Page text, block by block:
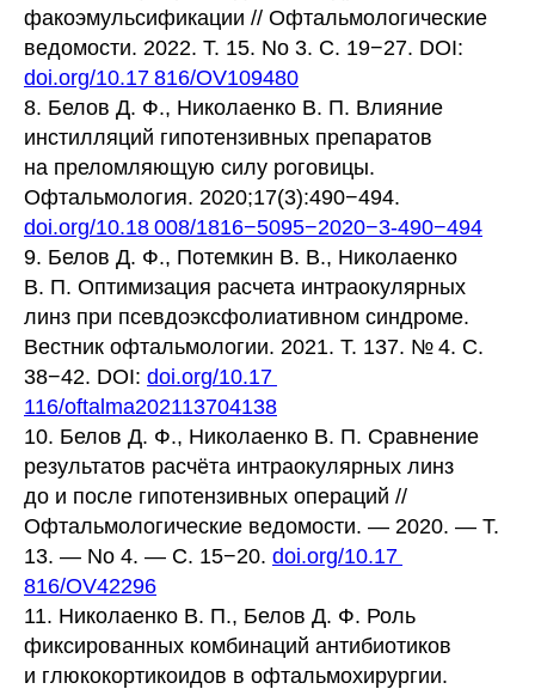
факоэмульсификации // Офтальмологические
ведомости. 2022. Т. 15. No 3. С. 19−27. DOI:
doi.org/10.17 816/OV109480
8. Белов Д. Ф., Николаенко В. П. Влияние
инстилляций гипотензивных препаратов
на преломляющую силу роговицы.
Офтальмология. 2020;17(3):490−494.
doi.org/10.18 008/1816−5095−2020−3-490−494
9. Белов Д. Ф., Потемкин В. В., Николаенко
В. П. Оптимизация расчета интраокулярных
линз при псевдоэксфолиативном синдроме.
Вестник офтальмологии. 2021. Т. 137. № 4. С.
38−42. DOI: doi.org/10.17
116/oftalma202113704138
10. Белов Д. Ф., Николаенко В. П. Сравнение
результатов расчёта интраокулярных линз
до и после гипотензивных операций //
Офтальмологические ведомости. — 2020. — Т.
13. — No 4. — С. 15−20. doi.org/10.17
816/OV42296
11. Николаенко В. П., Белов Д. Ф. Роль
фиксированных комбинаций антибиотиков
и глюкокортикоидов в офтальмохирургии.